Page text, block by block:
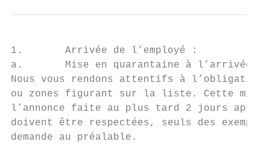
1.       Arrivée de l’employé :
a.       Mise en quarantaine à l’arrivée du
Nous vous rendons attentifs à l’obligation
ou zones figurant sur la liste. Cette
l’annonce faite au plus tard 2 jours
doivent être respectées, seuls des
demande au préalable.